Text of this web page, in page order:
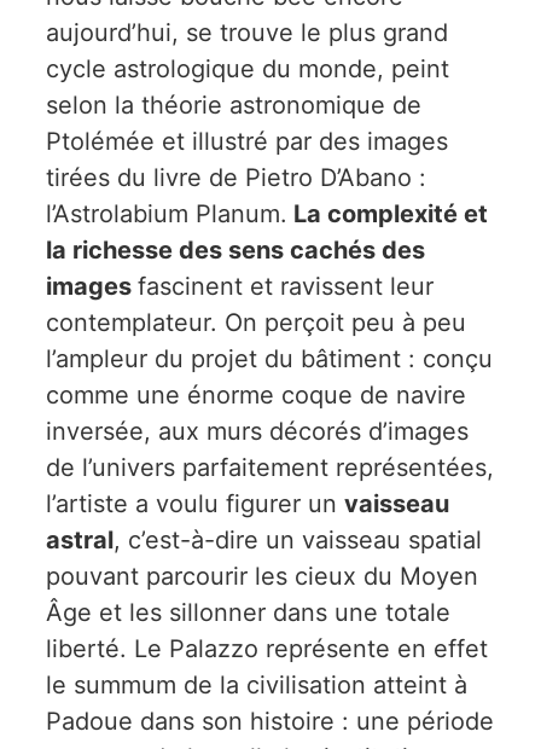
aujourd’hui, se trouve le plus grand
cycle astrologique du monde, peint
selon la théorie astronomique de
Ptolémée et illustré par des images
tirées du livre de Pietro D’Abano :
l’Astrolabium Planum. La complexité et
la richesse des sens cachés des
images fascinent et ravissent leur
contemplateur. On perçoit peu à peu
l’ampleur du projet du bâtiment : conçu
comme une énorme coque de navire
inversée, aux murs décorés d’images
de l’univers parfaitement représentées,
l’artiste a voulu figurer un vaisseau
astral, c’est-à-dire un vaisseau spatial
pouvant parcourir les cieux du Moyen
Âge et les sillonner dans une totale
liberté. Le Palazzo représente en effet
le summum de la civilisation atteint à
Padoue dans son histoire : une période